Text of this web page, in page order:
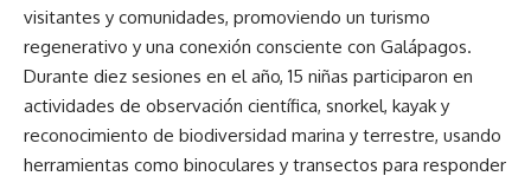
visitantes y comunidades, promoviendo un turismo
regenerativo y una conexión consciente con Galápagos.
Durante diez sesiones en el año, 15 niñas participaron en
actividades de observación científica, snorkel, kayak y
reconocimiento de biodiversidad marina y terrestre, usando
herramientas como binoculares y transectos para responder